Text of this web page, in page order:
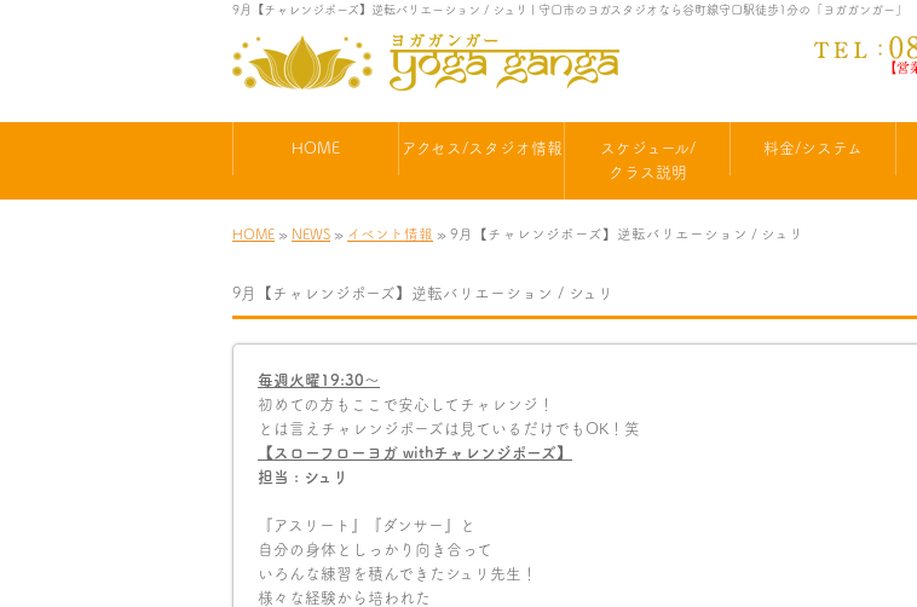
9月【チャレンジポーズ】逆転バリエーション / シュリ | 守口市のヨガスタジオなら谷町線守口駅徒歩1分の「ヨガガンガー」
HOME アクセス/スタジオ情報
スケジュール/
クラス説明
料金/システム
HOME » NEWS » イベント情報 » 9月【チャレンジポーズ】逆転バリエーション / シュリ
9月【チャレンジポーズ】逆転バリエーション / シュリ
毎週火曜 19:30〜
初めての方もここで安心してチャレンジ！
とは言えチャレンジポーズは見ているだけでもOK！笑
【スローフローヨガ withチャレンジポーズ】
担当 : シュリ
『アスリート』『ダンサー』と
自分の身体としっかり向き合って
いろんな練習を積んできたシュリ先生！
様々な経験から培われた